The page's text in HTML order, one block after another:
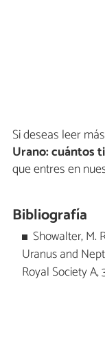
Si deseas leer
Urano: cuántos
que entres en
Bibliografía
Showalter, M.
Uranus and
Royal Society A,